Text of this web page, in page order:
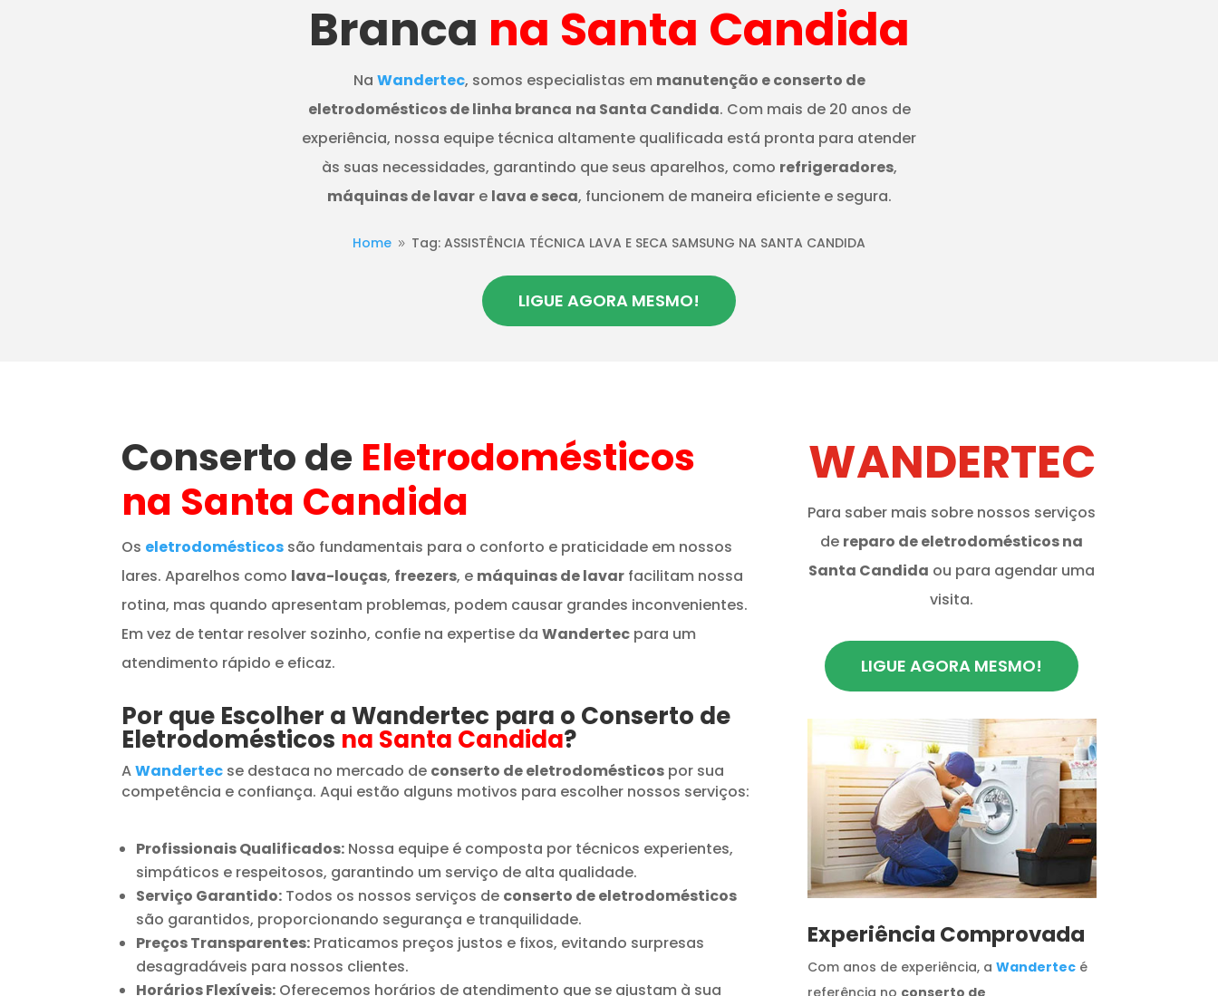
Branca na Santa Candida
Na Wandertec, somos especialistas em manutenção e conserto de
eletrodomésticos de linha branca na Santa Candida. Com mais de 20 anos de
experiência, nossa equipe técnica altamente qualificada está pronta para atender
às suas necessidades, garantindo que seus aparelhos, como refrigeradores,
máquinas de lavare lava e seca, funcionem de maneira eficiente e segura.
Home 9 Tag: ASSISTÊNCIA TÉCNICA LAVA E SECA SAMSUNG NA SANTA CANDIDA
LIGUE AGORA MESMO!
Conserto de Eletrodomésticos
na Santa Candida
Os eletrodomésticos são fundamentais para o conforto e praticidade em nossos
lares. Aparelhos como lava-louças, freezers, e máquinas de lavar facilitam nossa
rotina, mas quando apresentam problemas, podem causar grandes inconvenientes.
Em vez de tentar resolver sozinho, confie na expertise daWandertec para um
atendimento rápido e eficaz.
Por que Escolher a Wandertec para o Conserto de
Eletrodomésticos na Santa Candida?
AWandertec se destaca no mercado de conserto de eletrodomésticos por sua
competência e confiança. Aqui estão alguns motivos para escolher nossos serviços:
Profissionais Qualificados: Nossa equipe é composta por técnicos experientes,
simpáticos e respeitosos, garantindo um serviço de alta qualidade.
Serviço Garantido: Todos os nossos serviços de conserto de eletrodomésticos
são garantidos, proporcionando segurança e tranquilidade.
Preços Transparentes: Praticamos preços justos e fixos, evitando surpresas
desagradáveis para nossos clientes.
Horários Flexíveis: Oferecemos horários de atendimento que se ajustam à sua
WANDERTEC
Para saber mais sobre nossos serviços
de reparo de eletrodomésticos na
Santa Candida ou para agendar uma
visita.
LIGUE AGORA MESMO!
​Experiência Comprovada
Com anos de experiência, a Wandertecé